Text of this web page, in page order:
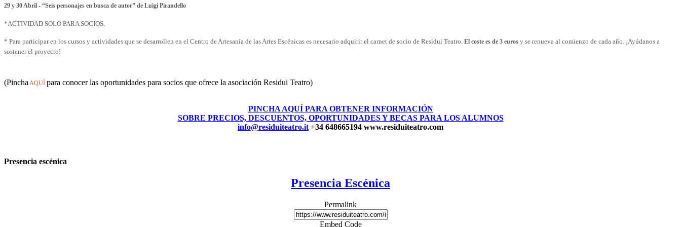
29 y 30 Abril - “Seis personajes en busca de autor” de Luigi Pirandello
*ACTIVIDAD SOLO PARA SOCIOS.
* Para participar en los cursos y actividades que se desarrollen en el Centro de Artesanía de las Artes Escénicas es necesario adquirir el carnet de socio de Residui Teatro. El coste es de 3 euros y se renueva al comienzo de cada año. ¡Ayúdanos a
sostener el proyecto!
(Pincha AQUÍ para conocer las oportunidades para socios que ofrece la asociación Residui Teatro)
PINCHA AQUÍ PARA OBTENER INFORMACIÓN
SOBRE PRECIOS, DESCUENTOS, OPORTUNIDADES Y BECAS PARA LOS ALUMNOS
info@residuiteatro.it +34 648665194 www.residuiteatro.com
Presencia escénica
Presencia Escénica
Permalink
Embed Code